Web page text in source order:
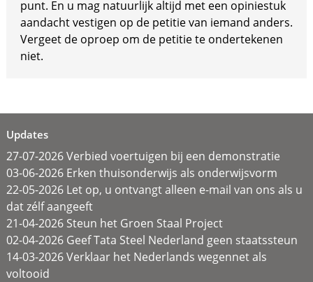
punt. En u mag natuurlijk altijd met een opiniestuk
aandacht vestigen op de petitie van iemand anders.
Vergeet de oproep om de petitie te ondertekenen
niet.
Updates
27-07-2026 Verbied voertuigen bij een demonstratie
03-06-2026 Erken thuisonderwijs als onderwijsvorm
22-05-2026 Let op, u ontvangt alleen e-mail van ons als u
dat zélf aangeeft
21-04-2026 Steun het Groen Staal Project
02-04-2026 Geef Tata Steel Nederland geen staatssteun
14-03-2026 Verklaar het Nederlands wegennet als
voltooid